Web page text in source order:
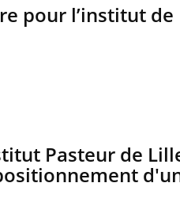
pour l’institut de
Pasteur de